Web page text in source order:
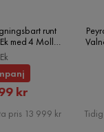
runt
med 4 Molly
Ek
Ek
Rabatterat
Pris
kr
pris 13 999 kr